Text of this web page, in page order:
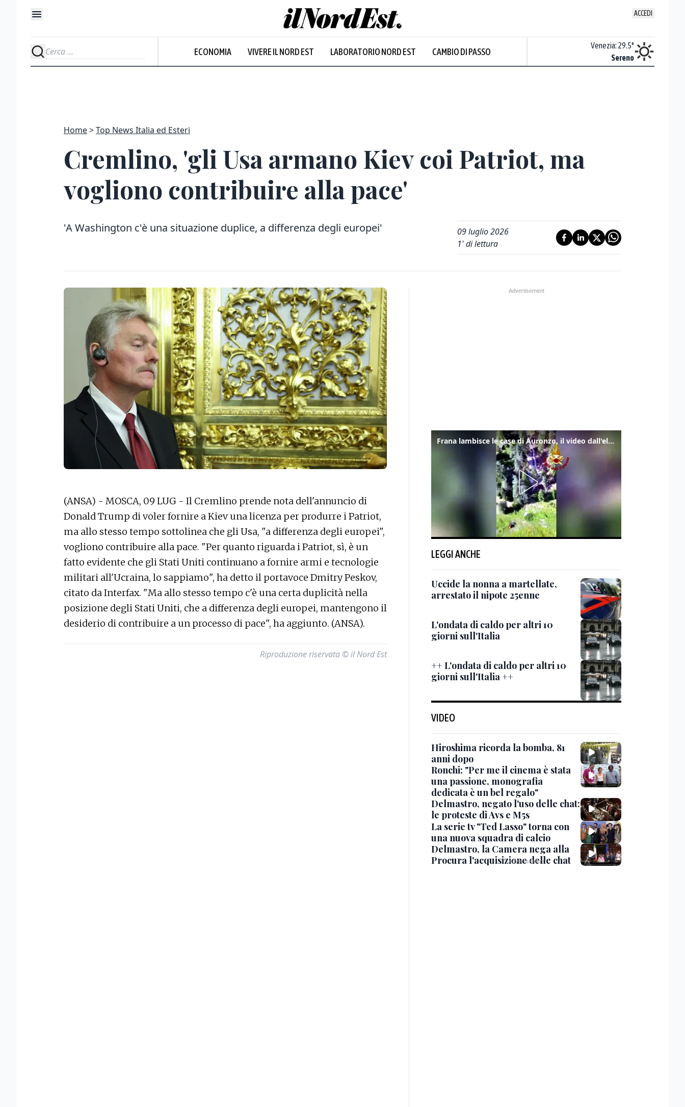
ACCEDI
ECONOMIA VIVERE IL NORD EST LABORATORIO NORD EST CAMBIO DI PASSO
Nuvoloso
Venezia: 29.5°
Sereno
Home Top News Italia ed Esteri
Cremlino, 'gli Usa armano Kiev coi Patriot, ma
vogliono contribuire alla pace'
'A Washington c'è una situazione duplice, a differenza degli europei'
09 luglio 2026
1' di lettura
(ANSA) - MOSCA, 09 LUG - Il Cremlino prende nota dell'annuncio di
Donald Trump di voler fornire a Kiev una licenza per produrre i Patriot,
ma allo stesso tempo sottolinea che gli Usa, "a differenza degli europei",
vogliono contribuire alla pace. "Per quanto riguarda i Patriot, sì, è un
fatto evidente che gli Stati Uniti continuano a fornire armi e tecnologie
militari all'Ucraina, lo sappiamo", ha detto il portavoce Dmitry Peskov,
citato da Interfax. "Ma allo stesso tempo c'è una certa duplicità nella
posizione degli Stati Uniti, che a differenza degli europei, mantengono il
desiderio di contribuire a un processo di pace", ha aggiunto. (ANSA).
Riproduzione riservata © il Nord Est
Frana lambisce le case di Auronzo, il video dall'elicottero dei vigili del fuoco
LEGGI ANCHE
Uccide la nonna a martellate,
arrestato il nipote 25enne
L'ondata di caldo per altri 10
giorni sull'Italia
++ L'ondata di caldo per altri 10
giorni sull'Italia ++
VIDEO
Hiroshima ricorda la bomba, 81
anni dopo
Ronchi: "Per me il cinema è stata
una passione, monografia
dedicata è un bel regalo"
Delmastro, negato l'uso delle chat:
le proteste di Avs e M5s
La serie tv "Ted Lasso" torna con
una nuova squadra di calcio
Delmastro, la Camera nega alla
Procura l'acquisizione delle chat